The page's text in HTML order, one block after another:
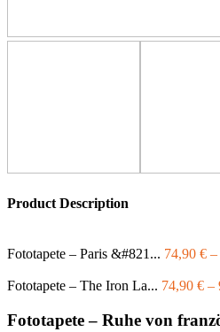
Product Description
Fototapete – Paris &#821... 74,90 € –
Fototapete – The Iron La... 74,90 € –
Fototapete – Ruhe von